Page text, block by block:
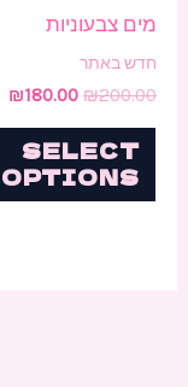
מים צבעוניות
חדש באתר
₪200.00
₪180.00
SELECT
OPTIONS